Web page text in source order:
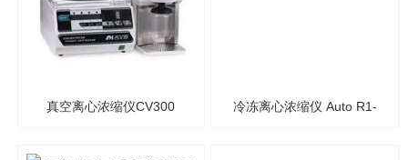
真空离心浓缩仪CV300 冷冻离心浓缩仪 Auto R1-